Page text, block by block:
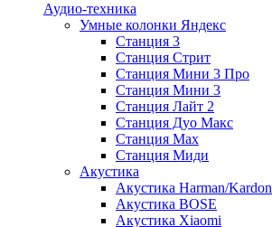
Аудио-техника
Умные колонки Яндекс
Станция 3
Станция Стрит
Станция Мини 3 Про
Станция Мини 3
Станция Лайт 2
Станция Дуо Макс
Станция Max
Станция Миди
Акустика
Акустика Harman/Kardon
Акустика BOSE
Акустика Xiaomi